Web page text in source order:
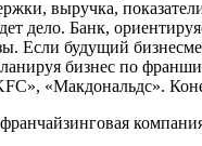
выручка,
дело. Банк,
Если будущий
бизнес по
«Макдональдс».